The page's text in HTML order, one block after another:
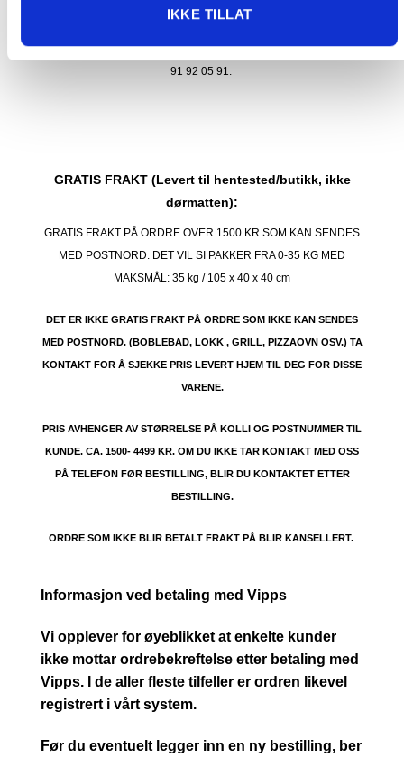
IKKE TILLAT
butikk, og får derfor kun opp valget klikk & hent. Hør med oss på
91 92 05 91.
GRATIS FRAKT (Levert til hentested/butikk, ikke
dørmatten):
GRATIS FRAKT PÅ ORDRE OVER 1500 KR SOM KAN SENDES
MED POSTNORD. DET VIL SI PAKKER FRA 0-35 KG MED
MAKSMÅL: 35 kg / 105 x 40 x 40 cm
DET ER IKKE GRATIS FRAKT PÅ ORDRE SOM IKKE KAN SENDES
MED POSTNORD. (BOBLEBAD, LOKK , GRILL, PIZZAOVN OSV.) TA
KONTAKT FOR Å SJEKKE PRIS LEVERT HJEM TIL DEG FOR DISSE
VARENE.
PRIS AVHENGER AV STØRRELSE PÅ KOLLI OG POSTNUMMER TIL
KUNDE. CA. 1500- 4499 KR. OM DU IKKE TAR KONTAKT MED OSS
PÅ TELEFON FØR BESTILLING, BLIR DU KONTAKTET ETTER
BESTILLING.
ORDRE SOM IKKE BLIR BETALT FRAKT PÅ BLIR KANSELLERT.
Informasjon ved betaling med Vipps
Vi opplever for øyeblikket at enkelte kunder
ikke mottar ordrebekreftelse etter betaling med
Vipps. I de aller fleste tilfeller er ordren likevel
registrert i vårt system.
Før du eventuelt legger inn en ny bestilling, ber